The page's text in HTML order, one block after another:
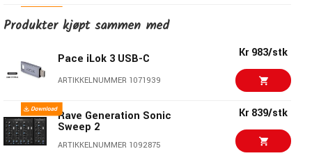
Universal Audio UAD
Electronic Music
ARTIKKELNUMMER 1087994
Fabfilter Essentials
ARTIKKELNUMMER 1057477
Kr 3999/stk
AudioThing Effect Kr 4799/stk
Produkter kjøpt sammen med
Pace iLok 3 USB-C
ARTIKKELNUMMER 1071939
Kr 983/stk
Rave Generation Sonic
Sweep 2
ARTIKKELNUMMER 1092875
Kr 839/stk